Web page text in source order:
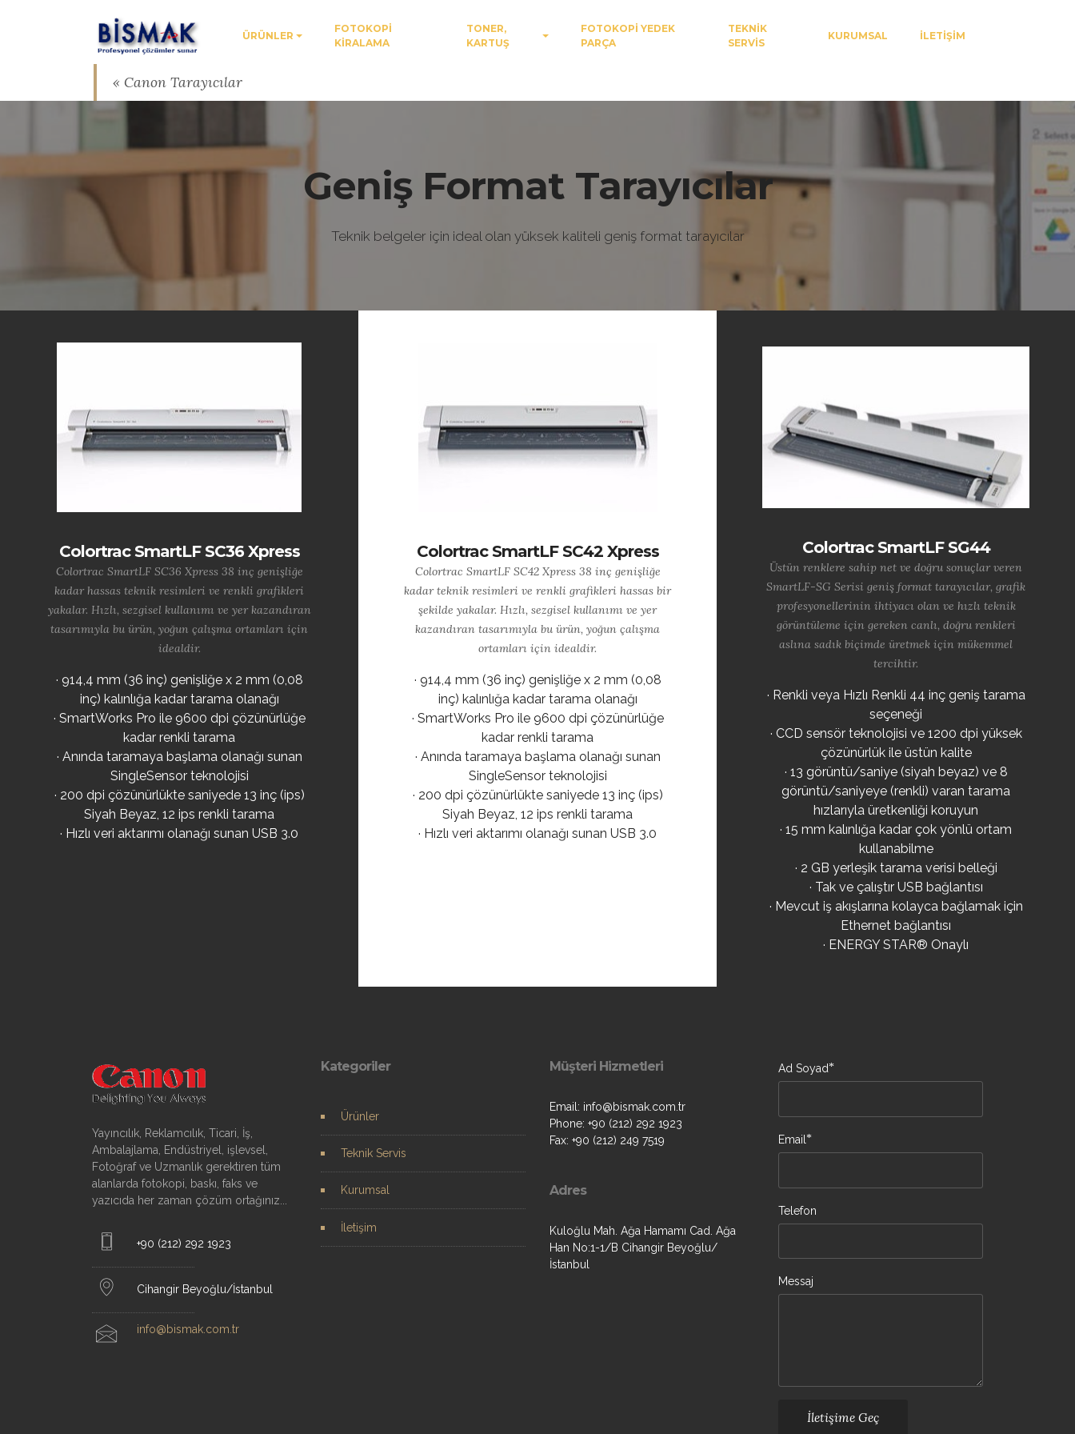
ÜRÜNLER
FOTOKOPİ
KİRALAMA
TONER,
KARTUŞ
FOTOKOPİ YEDEK
PARÇA
TEKNİK
SERVİS
KURUMSAL İLETİŞİM
« Canon Tarayıcılar
Geniş Format Tarayıcılar
Teknik belgeler için ideal olan yüksek kaliteli geniş format tarayıcılar
Colortrac SmartLF SC36 Xpress
Colortrac SmartLF SC36 Xpress 38 inç genişliğe
kadar hassas teknik resimleri ve renkli grafikleri
yakalar. Hızlı, sezgisel kullanımı ve yer kazandıran
tasarımıyla bu ürün, yoğun çalışma ortamları için
idealdir.
· 914,4 mm (36 inç) genişliğe x 2 mm (0,08
inç) kalınlığa kadar tarama olanağı
· SmartWorks Pro ile 9600 dpi çözünürlüğe
kadar renkli tarama
· Anında taramaya başlama olanağı sunan
SingleSensor teknolojisi
· 200 dpi çözünürlükte saniyede 13 inç (ips)
Siyah Beyaz, 12 ips renkli tarama
· Hızlı veri aktarımı olanağı sunan USB 3.0
Colortrac SmartLF SC42 Xpress
Colortrac SmartLF SC42 Xpress 38 inç genişliğe
kadar teknik resimleri ve renkli grafikleri hassas bir
şekilde yakalar. Hızlı, sezgisel kullanımı ve yer
kazandıran tasarımıyla bu ürün, yoğun çalışma
ortamları için idealdir.
· 914,4 mm (36 inç) genişliğe x 2 mm (0,08
inç) kalınlığa kadar tarama olanağı
· SmartWorks Pro ile 9600 dpi çözünürlüğe
kadar renkli tarama
· Anında taramaya başlama olanağı sunan
SingleSensor teknolojisi
· 200 dpi çözünürlükte saniyede 13 inç (ips)
Siyah Beyaz, 12 ips renkli tarama
· Hızlı veri aktarımı olanağı sunan USB 3.0
Colortrac SmartLF SG44
Üstün renklere sahip net ve doğru sonuçlar veren
SmartLF-SG Serisi geniş format tarayıcılar, grafik
profesyonellerinin ihtiyacı olan ve hızlı teknik
görüntüleme için gereken canlı, doğru renkleri
aslına sadık biçimde üretmek için mükemmel
tercihtir.
· Renkli veya Hızlı Renkli 44 inç geniş tarama
seçeneği
· CCD sensör teknolojisi ve 1200 dpi yüksek
çözünürlük ile üstün kalite
· 13 görüntü/saniye (siyah beyaz) ve 8
görüntü/saniyeye (renkli) varan tarama
hızlarıyla üretkenliği koruyun
· 15 mm kalınlığa kadar çok yönlü ortam
kullanabilme
· 2 GB yerleşik tarama verisi belleği
· Tak ve çalıştır USB bağlantısı
· Mevcut iş akışlarına kolayca bağlamak için
Ethernet bağlantısı
· ENERGY STAR® Onaylı
Yayıncılık, Reklamcılık, Ticari, İş,
Ambalajlama, Endüstriyel, işlevsel,
Fotoğraf ve Uzmanlık gerektiren tüm
alanlarda fotokopi, baskı, faks ve
yazıcıda her zaman çözüm ortağınız...
+90 (212) 292 1923
Cihangir Beyoğlu/İstanbul
info@bismak.com.tr
Kategoriler
Ürünler
Teknik Servis
Kurumsal
İletişim
Müşteri Hizmetleri
Email: info@bismak.com.tr
Phone: +90 (212) 292 1923
Fax: +90 (212) 249 7519
Adres
Kuloğlu Mah. Ağa Hamamı Cad. Ağa
Han No:1-1/B Cihangir Beyoğlu/
İstanbul
Ad Soyad*
Email *
Telefon
Messaj
İletişime Geç